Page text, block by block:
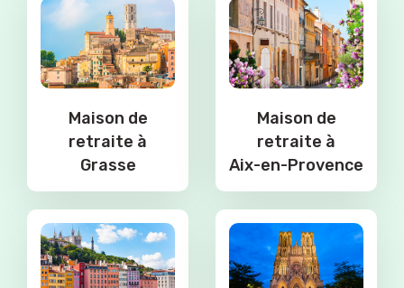
Maison de
retraite à
Grasse
Maison de
retraite à
Aix-en-Provence